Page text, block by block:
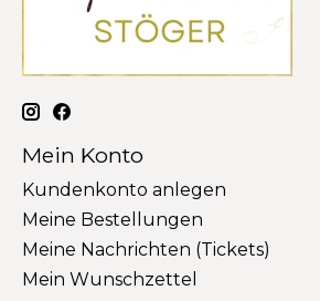
Mein Konto
Kundenkonto anlegen
Meine Bestellungen
Meine Nachrichten (Tickets)
Mein Wunschzettel